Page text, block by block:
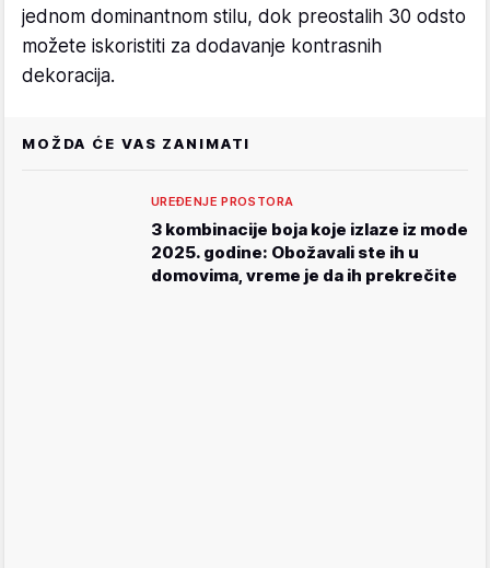
jednom dominantnom stilu, dok preostalih 30 odsto
možete iskoristiti za dodavanje kontrasnih
dekoracija.
MOŽDA ĆE VAS ZANIMATI
UREĐENJE PROSTORA
3 kombinacije boja koje izlaze iz mode
2025. godine: Obožavali ste ih u
domovima, vreme je da ih prekrečite